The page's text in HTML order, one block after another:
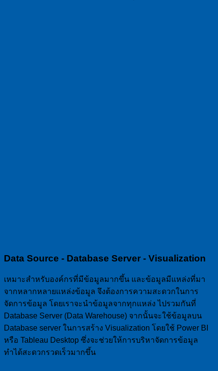
Data Source - Database Server - Visualization
เหมาะสำหรับองค์กรที่มีข้อมูลมากขึ้น และข้อมูลมีแหล่งที่มา
จากหลากหลายแหล่งข้อมูล จึงต้องการความสะดวกในการ
จัดการข้อมูล โดยเราจะนำข้อมูลจากทุกแหล่ง ไปรวมกันที่
Database Server (Data Warehouse) จากนั้นจะใช้ข้อมูลบน
Database server ในการสร้าง Visualization โดยใช้ Power BI
หรือ Tableau Desktop ซึ่งจะช่วยให้การบริหาจัดการข้อมูล
ทำได้สะดวกรวดเร็วมากขึ้น